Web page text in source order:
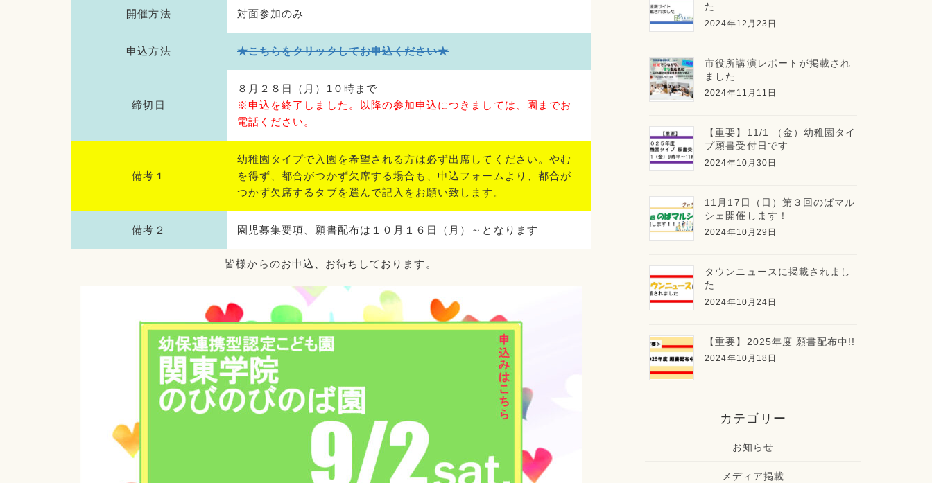
開催方法 対面参加のみ
申込方法 ★こちらをクリックしてお申込ください★
締切日
８月２８日（月）1０時まで
※申込を終了しました。以降の参加申込につきましては、園までお
電話ください。
備考１
幼稚園タイプで入園を希望される方は必ず出席してください。やむ
を得ず、都合がつかず欠席する場合も、申込フォームより、都合が
つかず欠席するタブを選んで記入をお願い致します。
備考２ 園児募集要項、願書配布は１０月１６日（月）～となります
皆様からのお申込、お待ちしております。
た
2024年12月23日
市役所講演レポートが掲載され
ました
2024年11月11日
【重要】11/1 （金）幼稚園タイ
プ願書受付日です
2024年10月30日
11月17日（日）第３回のばマル
シェ開催します！
2024年10月29日
タウンニュースに掲載されまし
た
2024年10月24日
【重要】2025年度 願書配布中!!
2024年10月18日
カテゴリー
お知らせ
メディア掲載